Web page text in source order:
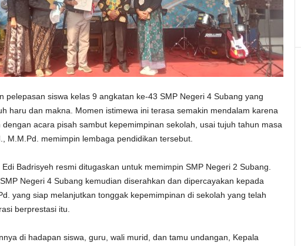
pelepasan siswa kelas 9 angkatan ke-43 SMP Negeri 4 Subang yang
haru dan makna. Momen istimewa ini terasa semakin mendalam karena
acara pisah sambut kepemimpinan sekolah, usai tujuh tahun masa
M.M.Pd. memimpin lembaga pendidikan tersebut.
Badrisyeh resmi ditugaskan untuk memimpin SMP Negeri 2 Subang.
Negeri 4 Subang kemudian diserahkan dan dipercayakan kepada
yang siap melanjutkan tonggak kepemimpinan di sekolah yang telah
berprestasi itu.
di hadapan siswa, guru, wali murid, dan tamu undangan, Kepala